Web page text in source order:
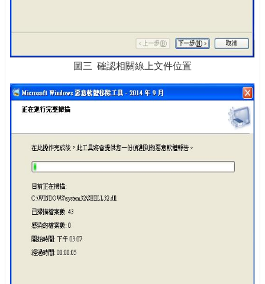
圖三 確認相關線上文件位置